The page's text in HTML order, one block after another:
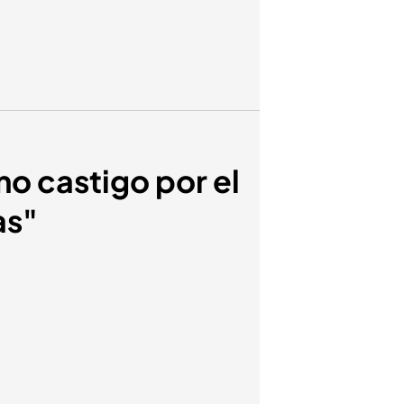
castigo por el